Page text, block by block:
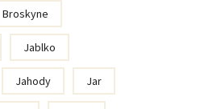
Broskyne
Jablko
Jahody Jar